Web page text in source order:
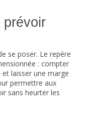
prévoir
se poser. Le repère
: compter
laisser une marge
permettre aux
sans heurter les